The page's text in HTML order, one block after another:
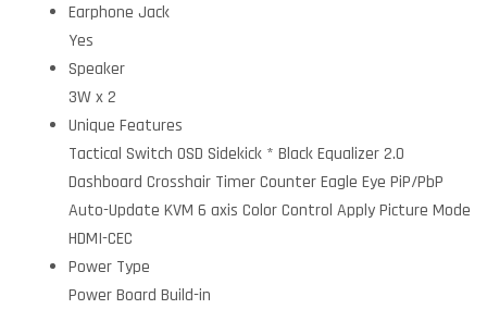
Earphone Jack
Yes
Speaker
3W x 2
Unique Features
Tactical Switch OSD Sidekick * Black Equalizer 2.0
Dashboard Crosshair Timer Counter Eagle Eye PiP/PbP
Auto-Update KVM 6 axis Color Control Apply Picture Mode
HDMI-CEC
Power Type
Power Board Build-in